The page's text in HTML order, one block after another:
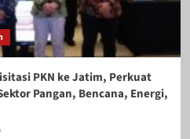
PKN ke Jatim, Perkuat
Pangan, Bencana, Energi,